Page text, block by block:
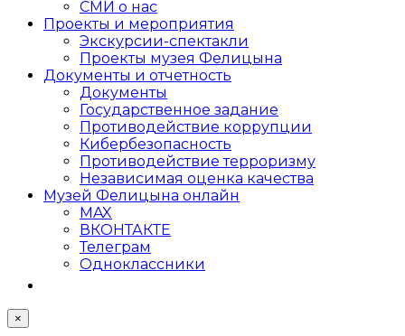
СМИ о нас
Проекты и мероприятия
Экскурсии-спектакли
Проекты музея Фелицына
Документы и отчетность
Документы
Государственное задание
Противодействие коррупции
Кибер­безопасность
Противодействие терроризму
Независимая оценка качества
Музей Фелицына онлайн
MAX
ВКОНТАКТЕ
Телеграм
Одноклассники
×